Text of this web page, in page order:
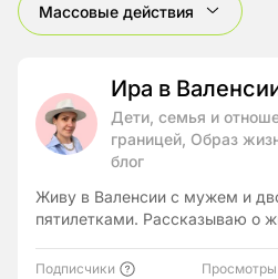
Массовые действия
Ира в
Дети, семья и
границей, Образ
блог
Живу в Валенсии с мужем и
пятилетками. Рассказываю о
Подписчики Просмотры